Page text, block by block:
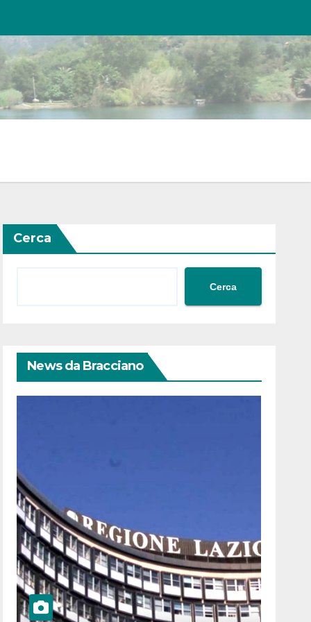
Cerca
Cerca
News da Bracciano